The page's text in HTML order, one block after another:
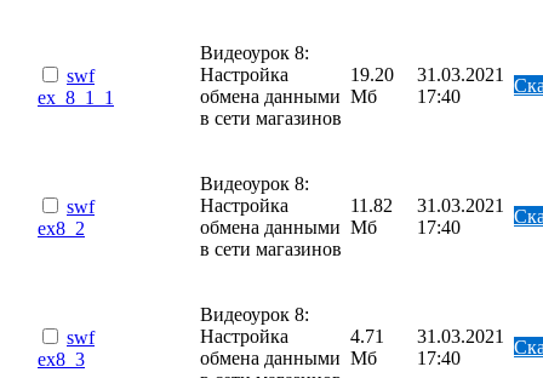
swf
ex_8_1_1
Видеоурок 8:
Настройка
обмена данными
в сети магазинов
19.20
Мб
31.03.2021
17:40
swf
ex8_2
Видеоурок 8:
Настройка
обмена данными
в сети магазинов
11.82
Мб
31.03.2021
17:40
swf
ex8_3
Видеоурок 8:
Настройка
обмена данными
4.71
Мб
31.03.2021
17:40